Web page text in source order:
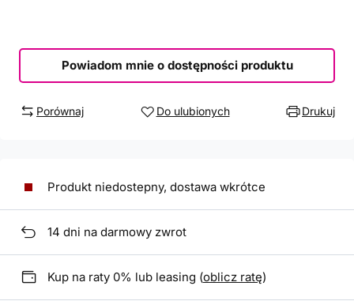
Powiadom mnie o dostępności produktu
Porównaj Do ulubionych Drukuj
Produkt niedostepny, dostawa wkrótce
14 dni na darmowy zwrot
Kup na raty 0% lub leasing (oblicz ratę)